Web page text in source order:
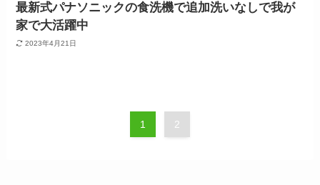
最新式パナソニックの食洗機で追加洗いなしで我が
家で大活躍中
2023年4月21日
1 2